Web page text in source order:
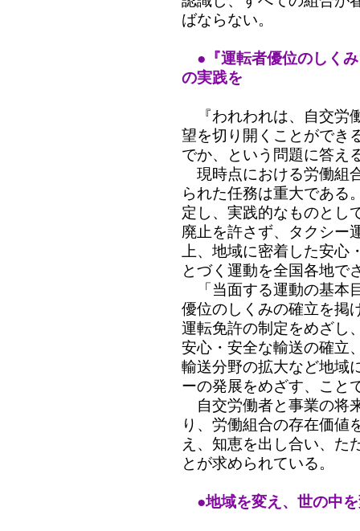
ばならない。
●『運転者優位のしく
の実践を
『われわれは、自交労
望を切り開くことができ
でか、という問題に答え
現時点における労働組
られた任務は重大である
定し、実践的なものとし
廃止を許さず、タクシー
上、地域に密着した安
とづく運動を全国各地で
「当面する運動の基本
優位のしくみの確立を掲
運転免許の制定をめざし
安心・安全な輸送の確立
輸送分野の拡大など地域
ーの発展をめざす、こと
自交労働者と事業の将
り、労働組合の存在価値
え、知恵を出し合い、た
とが求められている。
●地域を変え、世の中